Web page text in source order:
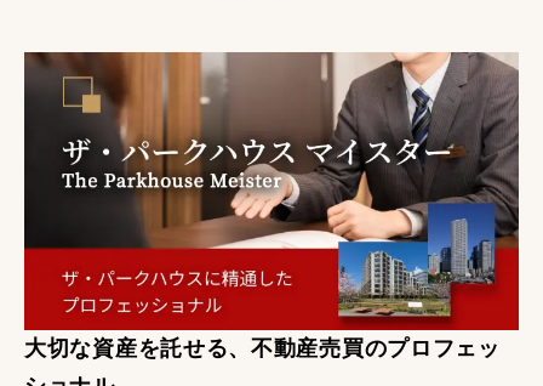
大切な資産を託せる、不動産売買のプロフェッ